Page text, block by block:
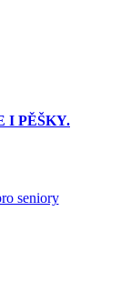
I PĚŠKY.
seniory